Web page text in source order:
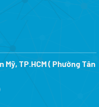
Mỹ, TP.HCM ( Phường Tân